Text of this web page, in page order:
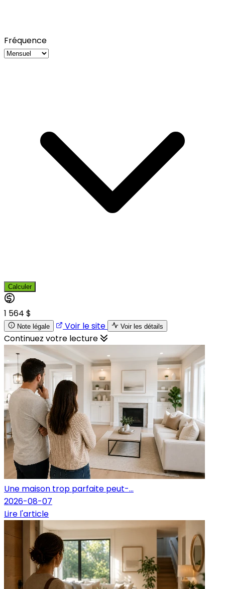
Fréquence
Calculer
1 564 $
Note légale Voir le site Voir les détails
Continuez votre lecture
Une maison trop parfaite peut-...
2026-08-07
Lire l'article